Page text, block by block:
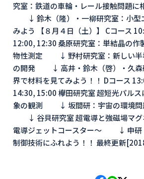
究室：鉄道の車輪・レール接触問題に
↓ 鈴木（隆）・一柳研究室：小型
みよう 【８月４日（土）】 Cコース
12:00, 12:30 桑原研究室：単結晶の作
物性測定 ↓ 野村研究室：新しい半
の開発 ↓ 高井・鈴木（啓）・久森
界で材料を見てみよう！！ Dコース
14:30, 15:00 欅田研究室 超短光パル
象の観測 ↓ 坂間研：宇宙の環境問
↓ 谷貝研究室 超電導と強磁場マグ
電導ジェットコースター～ ↓ 申研
制御技術にふれよう！！ 最終更新